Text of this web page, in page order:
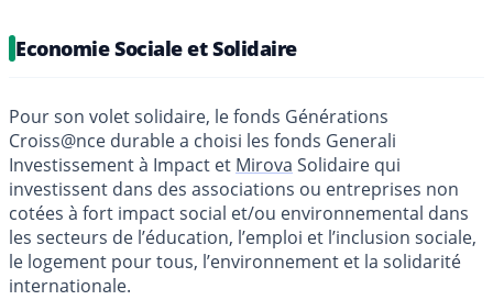
Economie Sociale et Solidaire
Pour son volet solidaire, le fonds Générations
Croiss@nce durable a choisi les fonds Generali
Investissement à Impact et Mirova Solidaire qui
investissent dans des associations ou entreprises non
cotées à fort impact social et/ou environnemental dans
les secteurs de l’éducation, l’emploi et l’inclusion sociale,
le logement pour tous, l’environnement et la solidarité
internationale.